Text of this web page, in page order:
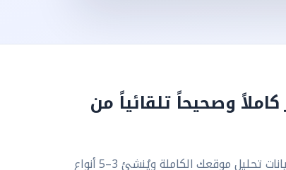
نطاق يُنشئ JSON-LD كاملاً وصحيحاً تلقائياً من
لا نماذج، لا إدخال يدوي. نطاق يقرأ بيانات تحليل موقعك الكاملة ويُنشئ 3–5 أنواع